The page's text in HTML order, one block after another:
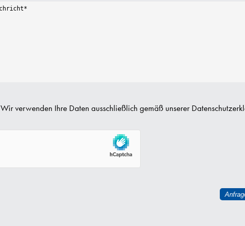
Wir verwenden Ihre Daten ausschließlich gemäß unserer